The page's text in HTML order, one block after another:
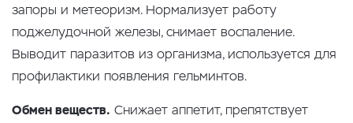
запоры и метеоризм. Нормализует работу
поджелудочной железы, снимает воспаление.
Выводит паразитов из организма, используется для
профилактики появления гельминтов.
Обмен веществ. Снижает аппетит, препятствует